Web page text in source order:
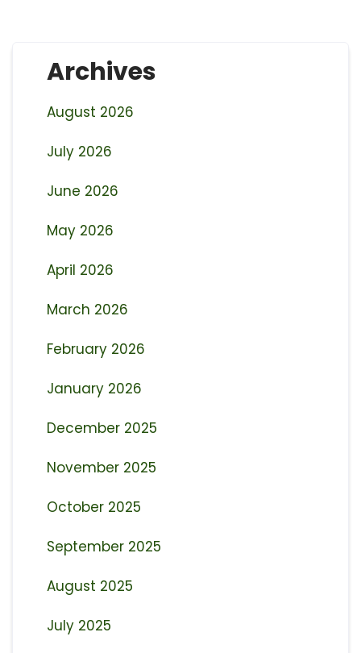
Archives
August 2026
July 2026
June 2026
May 2026
April 2026
March 2026
February 2026
January 2026
December 2025
November 2025
October 2025
September 2025
August 2025
July 2025